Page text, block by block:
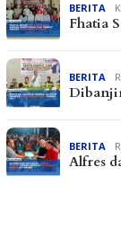
BERITA
Fhatia
BERITA
BERITA
Alfres